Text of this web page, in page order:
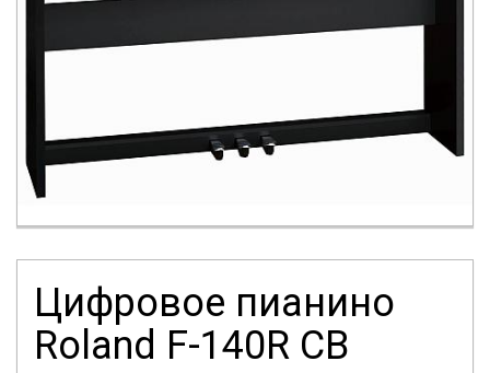
Цифровое пианино
Roland F-140R CB